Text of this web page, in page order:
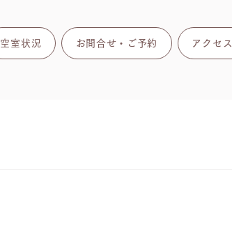
空室状況 お問合せ・ご予約 アクセス